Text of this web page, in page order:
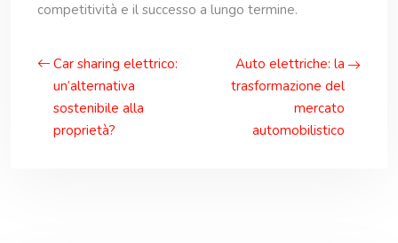
competitività e il successo a lungo termine.
Car sharing elettrico:
un’alternativa
sostenibile alla
proprietà?
Auto elettriche: la
trasformazione del
mercato
automobilistico